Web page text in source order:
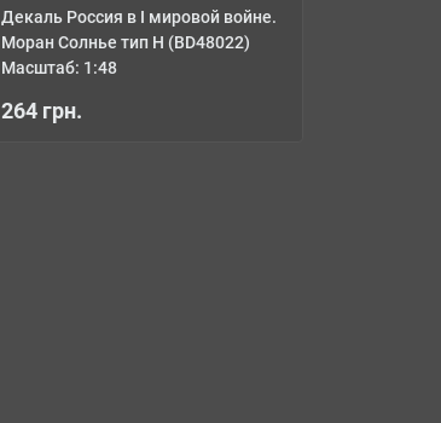
Декаль Россия в I мировой войне.
Моран Солнье тип Н (BD48022)
Масштаб: 1:48
264 грн.